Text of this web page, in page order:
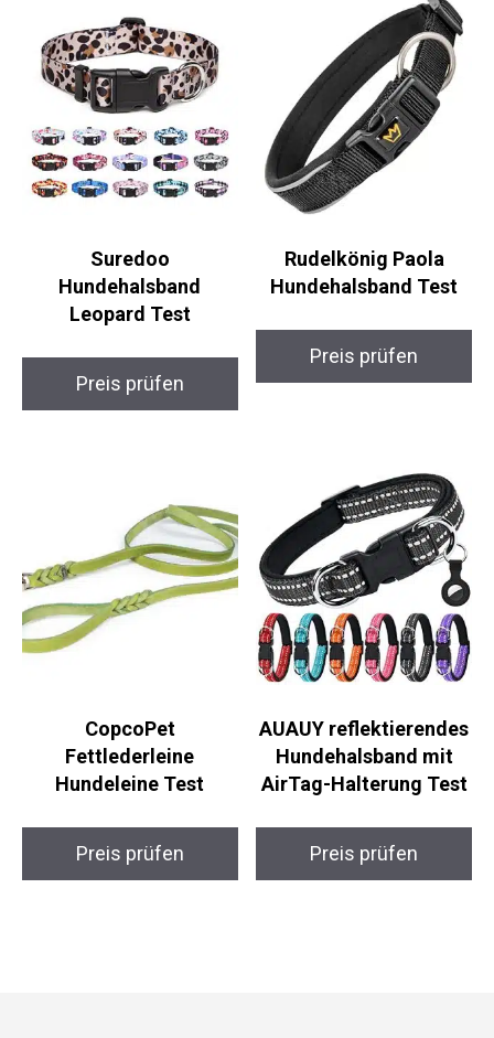
Suredoo
Hundehalsband
Leopard Test
Preis prüfen
Rudelkönig Paola
Hundehalsband Test
Preis prüfen
CopcoPet
Fettlederleine
Hundeleine Test
Preis prüfen
AUAUY reflektierendes
Hundehalsband mit
AirTag-Halterung Test
Preis prüfen